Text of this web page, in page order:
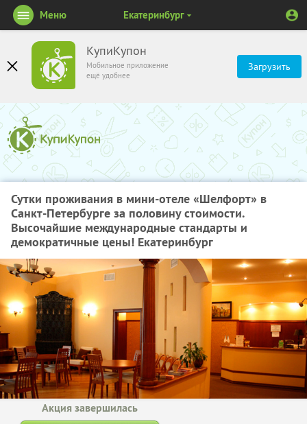
КупиКупон
Мобильное приложение
ещё удобнее
Загрузить
Меню Екатеринбург
Сутки проживания в мини-отеле «Шелфорт» в
Санкт-Петербурге за половину стоимости.
Высочайшие международные стандарты и
демократичные цены! Екатеринбург
Акция завершилась